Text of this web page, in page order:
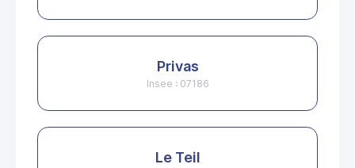
Privas
Insee : 07186
Le Teil